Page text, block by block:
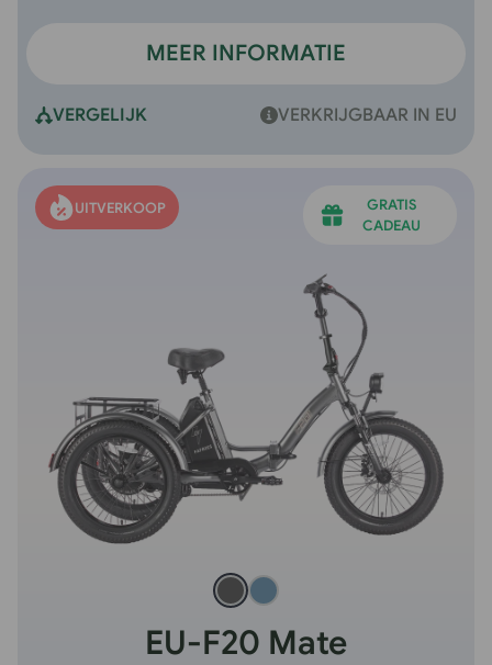
MEER INFORMATIE
VERGELIJK VERKRIJGBAAR IN EU
UITVERKOOP
GRATIS
CADEAU
EU-F20 Mate